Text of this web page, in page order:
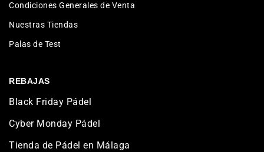
Condiciones Generales de Venta
Nuestras Tiendas
Palas de Test
REBAJAS
Black Friday Pádel
Cyber Monday Pádel
Tienda de Pádel en Málaga